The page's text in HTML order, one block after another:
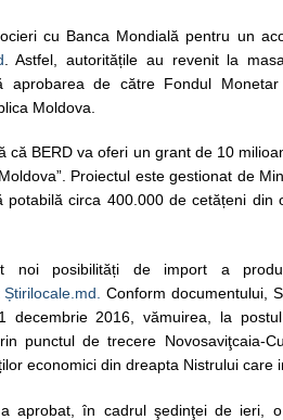
cu Banca Mondială pentru un
. Astfel, autoritățile au revenit la
aprobarea de către Fondul
Moldova.
că BERD va oferi un grant de 10
Proiectul este gestionat de
pota­bi­lă cir­ca 400.000 de cetă­țe­ni din
noi posibilități de import a
Știrilocale.md.Conform documentului,
decembrie 2016, vămuirea, la
punctul de trecere Novosaviţcaia-
economici din dreapta Nistrului care
aprobat, în cadrul şedinţei de ieri,